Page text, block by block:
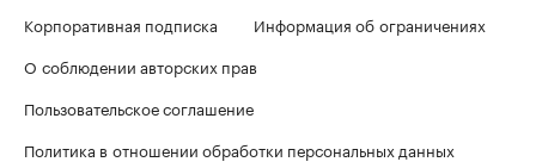
Корпоративная подписка
Информация об ограничениях
О соблюдении авторских прав
Пользовательское соглашение
Политика в отношении обработки персональных данных